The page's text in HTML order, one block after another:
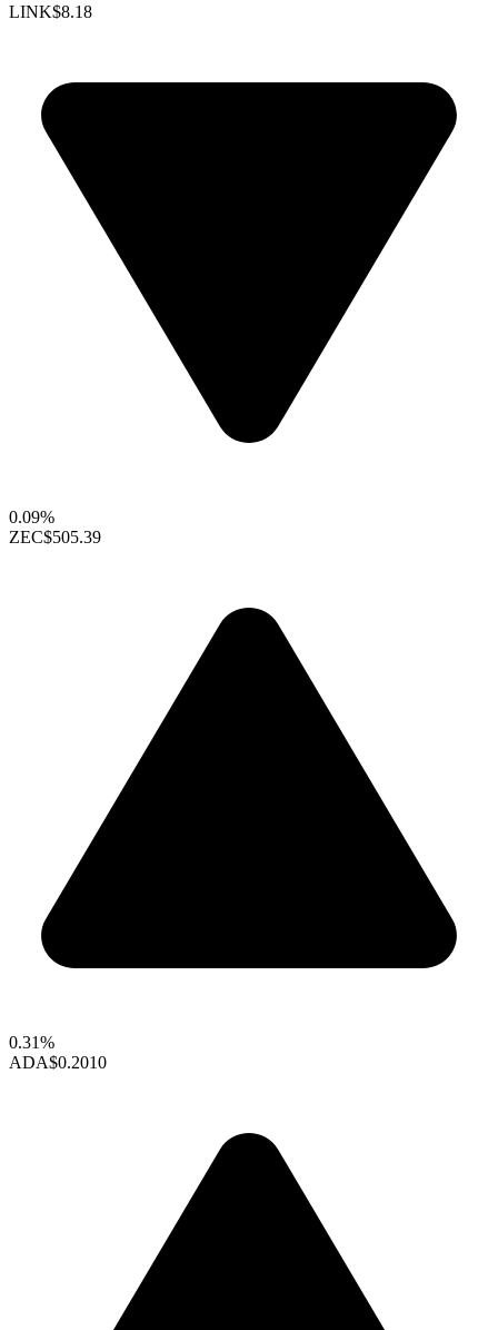
LINK$8.18
0.09%
ZEC$505.39
0.31%
ADA$0.2010